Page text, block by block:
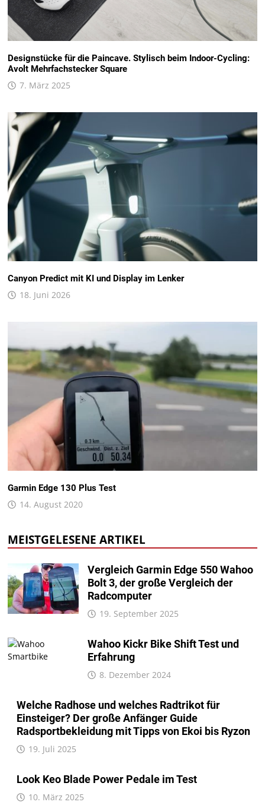
Designstücke für die Paincave. Stylisch beim Indoor-Cycling:
Avolt Mehrfachstecker Square
7. März 2025
Canyon Predict mit KI und Display im Lenker
18. Juni 2026
Garmin Edge 130 Plus Test
14. August 2020
MEISTGELESENE ARTIKEL
Vergleich Garmin Edge 550 Wahoo
Bolt 3, der große Vergleich der
Radcomputer
19. September 2025
Wahoo Kickr Bike Shift Test und
Erfahrung
8. Dezember 2024
Welche Radhose und welches Radtrikot für
Einsteiger? Der große Anfänger Guide
Radsportbekleidung mit Tipps von Ekoi bis Ryzon
19. Juli 2025
Look Keo Blade Power Pedale im Test
10. März 2025